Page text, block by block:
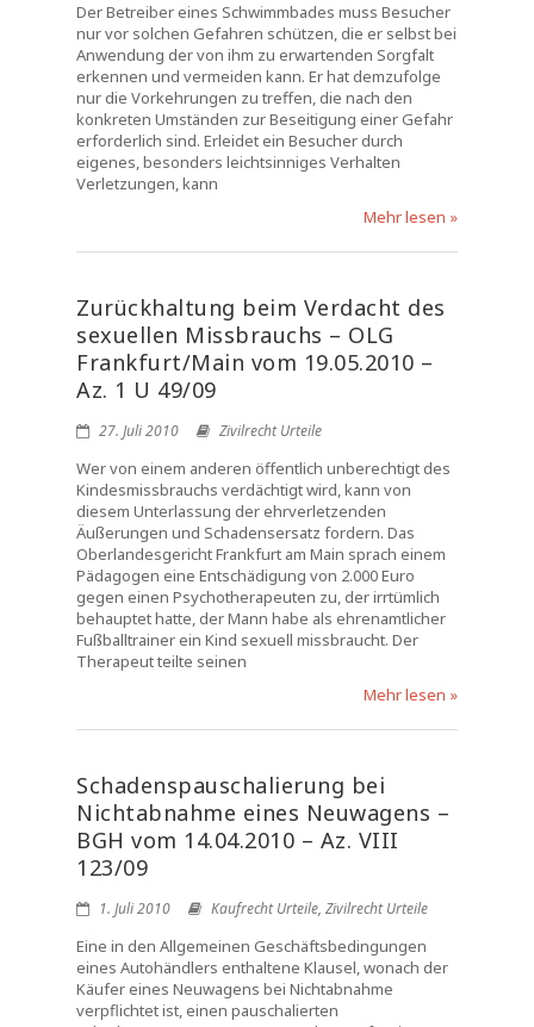
Der Betreiber eines Schwimmbades muss Besucher
nur vor solchen Gefahren schützen, die er selbst bei
Anwendung der von ihm zu erwartenden Sorgfalt
erkennen und vermeiden kann. Er hat demzufolge
nur die Vorkehrungen zu treffen, die nach den
konkreten Umständen zur Beseitigung einer Gefahr
erforderlich sind. Erleidet ein Besucher durch
eigenes, besonders leichtsinniges Verhalten
Verletzungen, kann
Mehr lesen »
Zurückhaltung beim Verdacht des
sexuellen Missbrauchs – OLG
Frankfurt/Main vom 19.05.2010 –
Az. 1 U 49/09
27. Juli 2010 Zivilrecht Urteile
Wer von einem anderen öffentlich unberechtigt des
Kindesmissbrauchs verdächtigt wird, kann von
diesem Unterlassung der ehrverletzenden
Äußerungen und Schadensersatz fordern. Das
Oberlandesgericht Frankfurt am Main sprach einem
Pädagogen eine Entschädigung von 2.000 Euro
gegen einen Psychotherapeuten zu, der irrtümlich
behauptet hatte, der Mann habe als ehrenamtlicher
Fußballtrainer ein Kind sexuell missbraucht. Der
Therapeut teilte seinen
Mehr lesen »
Schadenspauschalierung bei
Nichtabnahme eines Neuwagens –
BGH vom 14.04.2010 – Az. VIII
123/09
1. Juli 2010 Kaufrecht Urteile, Zivilrecht Urteile
Eine in den Allgemeinen Geschäftsbedingungen
eines Autohändlers enthaltene Klausel, wonach der
Käufer eines Neuwagens bei Nichtabnahme
verpflichtet ist, einen pauschalierten